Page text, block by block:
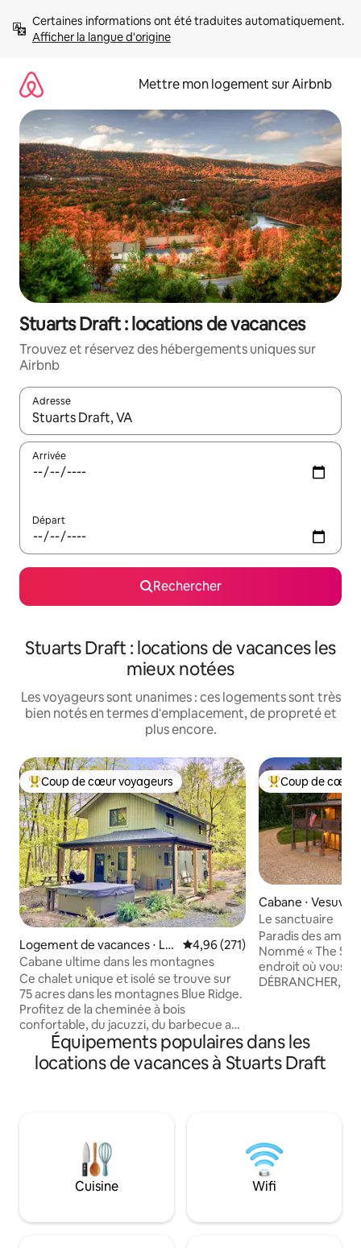
directement
Afficher la langue d'origine
Mettre mon logement sur Airbnb
Stuarts Draft : locations de vacances
Trouvez et réservez des hébergements uniques sur
Airbnb
Adresse
Lorsque les résultats s'affichent, utilisez les flèches vers le
Arrivée
Départ
Rechercher
Stuarts Draft : locations de vacances les
mieux notées
Les voyageurs sont unanimes : ces logements sont très
bien notés en termes d'emplacement, de propreté et
plus encore.
Coups de cœur voyageurs les plus appréciés
Coup de cœur voyageurs
Logement de vacances ⋅ Lo
vingston
Évaluation moyenne sur la
4,96 (271)
Cabane ultime dans les montagnes
Ce chalet unique et isolé se trouve sur
75 acres dans les montagnes Blue Ridge.
Profitez de la cheminée à bois
confortable, du jacuzzi, du barbecue au
charbon de bois et de l'Internet à fibre
optique rapide et fiable si vous devez
travailler pendant votre absence. Il
que vous puissiez en profiter avec toute
la famille. Il y a une télévision intelligente
4K 55" avec des applications, un
chargeur Tesla LVL 2, une armoire pleine
nombreux articles pour divertir les
Coups de cœur
Coup de cœur
Cabane ⋅ Vesuvius
Le sanctuaire
Paradis des
Nommé « The
endroit où vous
DÉBRANCHER,
recherchez ! À
Wintergreen, à 6
et à proximité de
croissance et
tout le monde a
comme celui-ci
Équipements populaires dans les
locations de vacances à Stuarts Draft
Cuisine Wifi